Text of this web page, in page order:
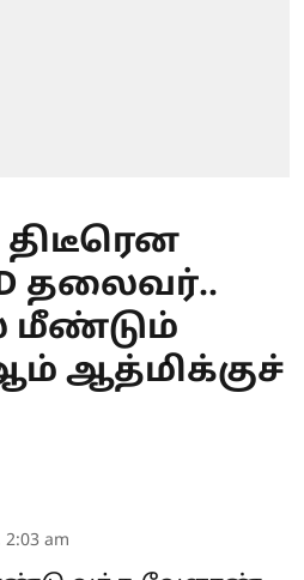
திடீரென
தலைவர்..
மீண்டும்
ஆத்மிக்குச்
2:03 am